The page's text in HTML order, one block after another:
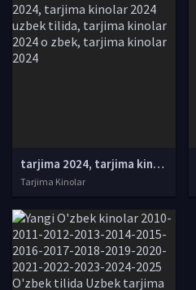
tarjima 2024, tarjima kinolar 2024, uzbek tarjima 2024, tarjima kinolar tilida tilida 2024, uzbek tilida tarjima 2024, kino tarjima 2024, uzbek tarjima kinolar 2024, tarjima kinolar 2024 uzbek tilida, tarjima kinolar 2024 o zbek, tarjima kinolar 2024
Tarjima Kinolar